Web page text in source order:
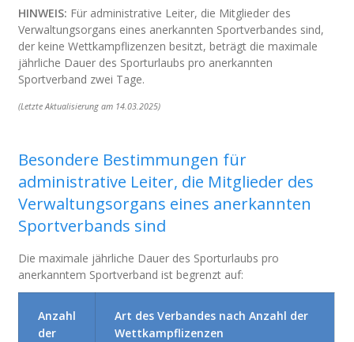
HINWEIS: Für administrative Leiter, die Mitglieder des
Verwaltungsorgans eines anerkannten Sportverbandes sind,
der keine Wettkampflizenzen besitzt, beträgt die maximale
jährliche Dauer des Sporturlaubspro anerkannten
Sportverband zwei Tage.
(Letzte Aktualisierung am 14.03.2025)
Besondere Bestimmungen für
administrative Leiter, die Mitglieder des
Verwaltungsorgans eines anerkannten
Sportverbands sind
Die maximale jährliche Dauer des Sporturlaubs pro
anerkanntem Sportverband ist begrenzt auf:
Anzahl
der
Art des Verbandes nach Anzahl der
Wettkampflizenzen